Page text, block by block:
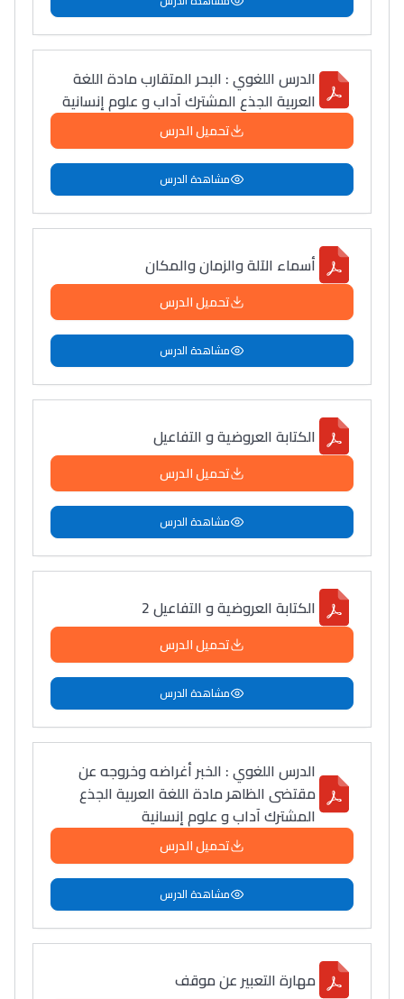
الدرس اللغوي : البحر المتقارب مادة اللغة
العربية الجذع المشترك آداب و علوم إنسانية
تحميل الدرس
مشاهدة الدرس
أسماء الآلة والزمان والمكان
تحميل الدرس
مشاهدة الدرس
الكتابة العروضية و التفاعيل
تحميل الدرس
مشاهدة الدرس
الكتابة العروضية و التفاعيل 2
تحميل الدرس
مشاهدة الدرس
الدرس اللغوي : الخبر أغراضه وخروجه عن
مقتضى الظاهر مادة اللغة العربية الجذع
المشترك آداب و علوم إنسانية
تحميل الدرس
مشاهدة الدرس
مهارة التعبير عن موقف